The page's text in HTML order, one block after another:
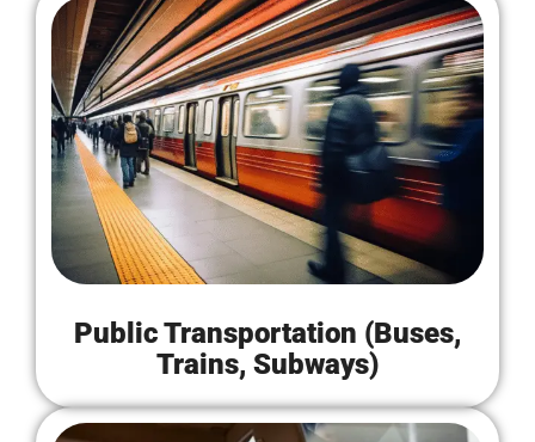
Public Transportation (Buses,
Trains, Subways)